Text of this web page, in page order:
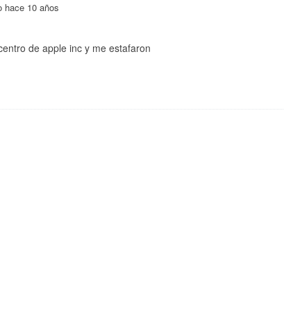
hace 10 años
de apple inc y me estafaron